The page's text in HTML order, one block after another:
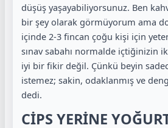
düşüş yaşayabiliyorsunuz. Ben
bir şey olarak görmüyorum ama
içinde 2-3 fincan çoğu kişi için
sınav sabahı normalde içtiğinizin
iyi bir fikir değil. Çünkü beyin
istemez; sakin, odaklanmış ve
dedi.
CİPS YERİNE